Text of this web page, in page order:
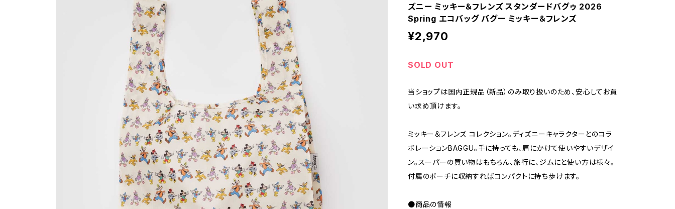
ズニー ミッキー＆フレンズ スタンダードバグゥ 2026
Spring エコバッグ バグー ミッキー＆フレンズ
¥2,970
SOLD OUT
当ショップは国内正規品（新品）のみ取り扱いのため、安心してお買
い求め頂けます。
ミッキー＆フレンズ コレクション。ディズニーキャラクターとのコラ
ボレーションBAGGU。手に持っても、肩にかけて使いやすいデザイ
ン。スーパーの買い物はもちろん、旅行に、ジムにと使い方は様々。
付属のポーチに収納すればコンパクトに持ち歩けます。
●商品の情報